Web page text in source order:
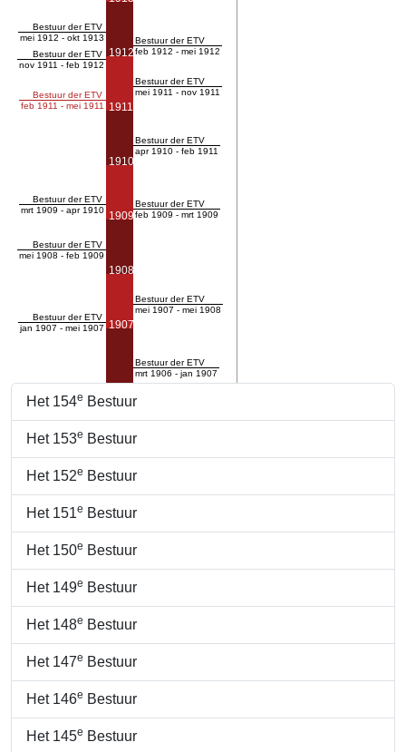
Bestuur der ETV
mei 1912 - okt 1913
Bestuur der ETV
nov 1911 - feb 1912
Bestuur der ETV
feb 1911 - mei 1911
Bestuur der ETV
mrt 1909 - apr 1910
Bestuur der ETV
mei 1908 - feb 1909
Bestuur der ETV
jan 1907 - mei 1907
1912
1911
1910
1909
1908
1907
Bestuur der ETV
feb 1912 - mei 1912
Bestuur der ETV
mei 1911 - nov 1911
Bestuur der ETV
apr 1910 - feb 1911
Bestuur der ETV
feb 1909 - mrt 1909
Bestuur der ETV
mei 1907 - mei 1908
Bestuur der ETV
mrt 1906 - jan 1907
Het 154e Bestuur
Het 153e Bestuur
Het 152e Bestuur
Het 151e Bestuur
Het 150e Bestuur
Het 149e Bestuur
Het 148e Bestuur
Het 147e Bestuur
Het 146e Bestuur
Het 145e Bestuur